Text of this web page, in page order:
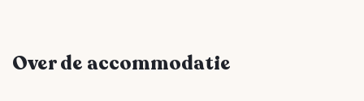
Over de accommodatie